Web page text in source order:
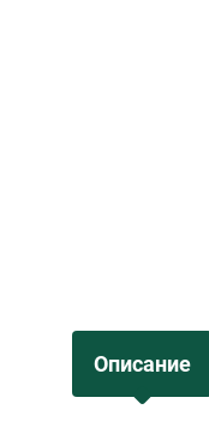
Описание